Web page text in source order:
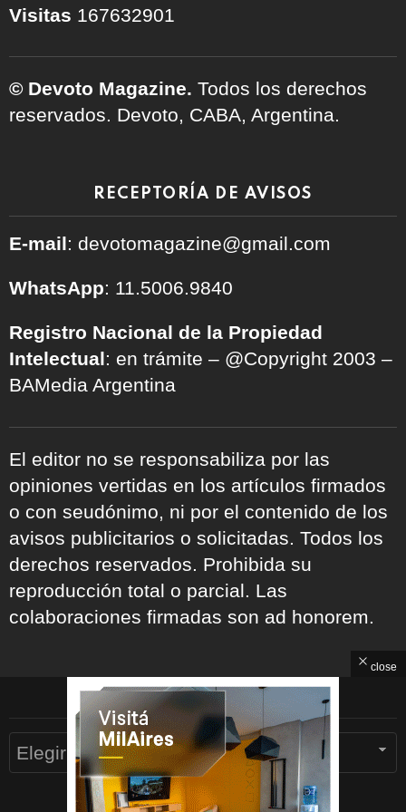
Visitas 167632901
© Devoto Magazine. Todos los derechos
reservados. Devoto, CABA, Argentina.
RECEPTORÍA DE AVISOS
E-mail: devotomagazine@gmail.com
WhatsApp: 11.5006.9840
Registro Nacional de la Propiedad
Intelectual: en trámite – @Copyright 2003 –
BAMedia Argentina
El editor no se responsabiliza por las
opiniones vertidas en los artículos firmados
o con seudónimo, ni por el contenido de los
avisos publicitarios o solicitadas. Todos los
derechos reservados. Prohibida su
reproducción total o parcial. Las
colaboraciones firmadas son ad honorem.
ARCHIVOS
Archivos
close